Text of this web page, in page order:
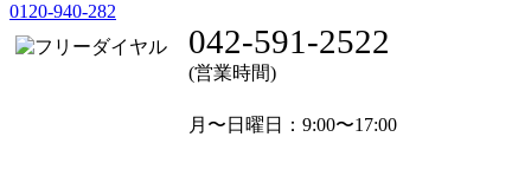
0120-940-282
042-591-2522
(営業時間)
月〜日曜日 ：9:00〜17:00